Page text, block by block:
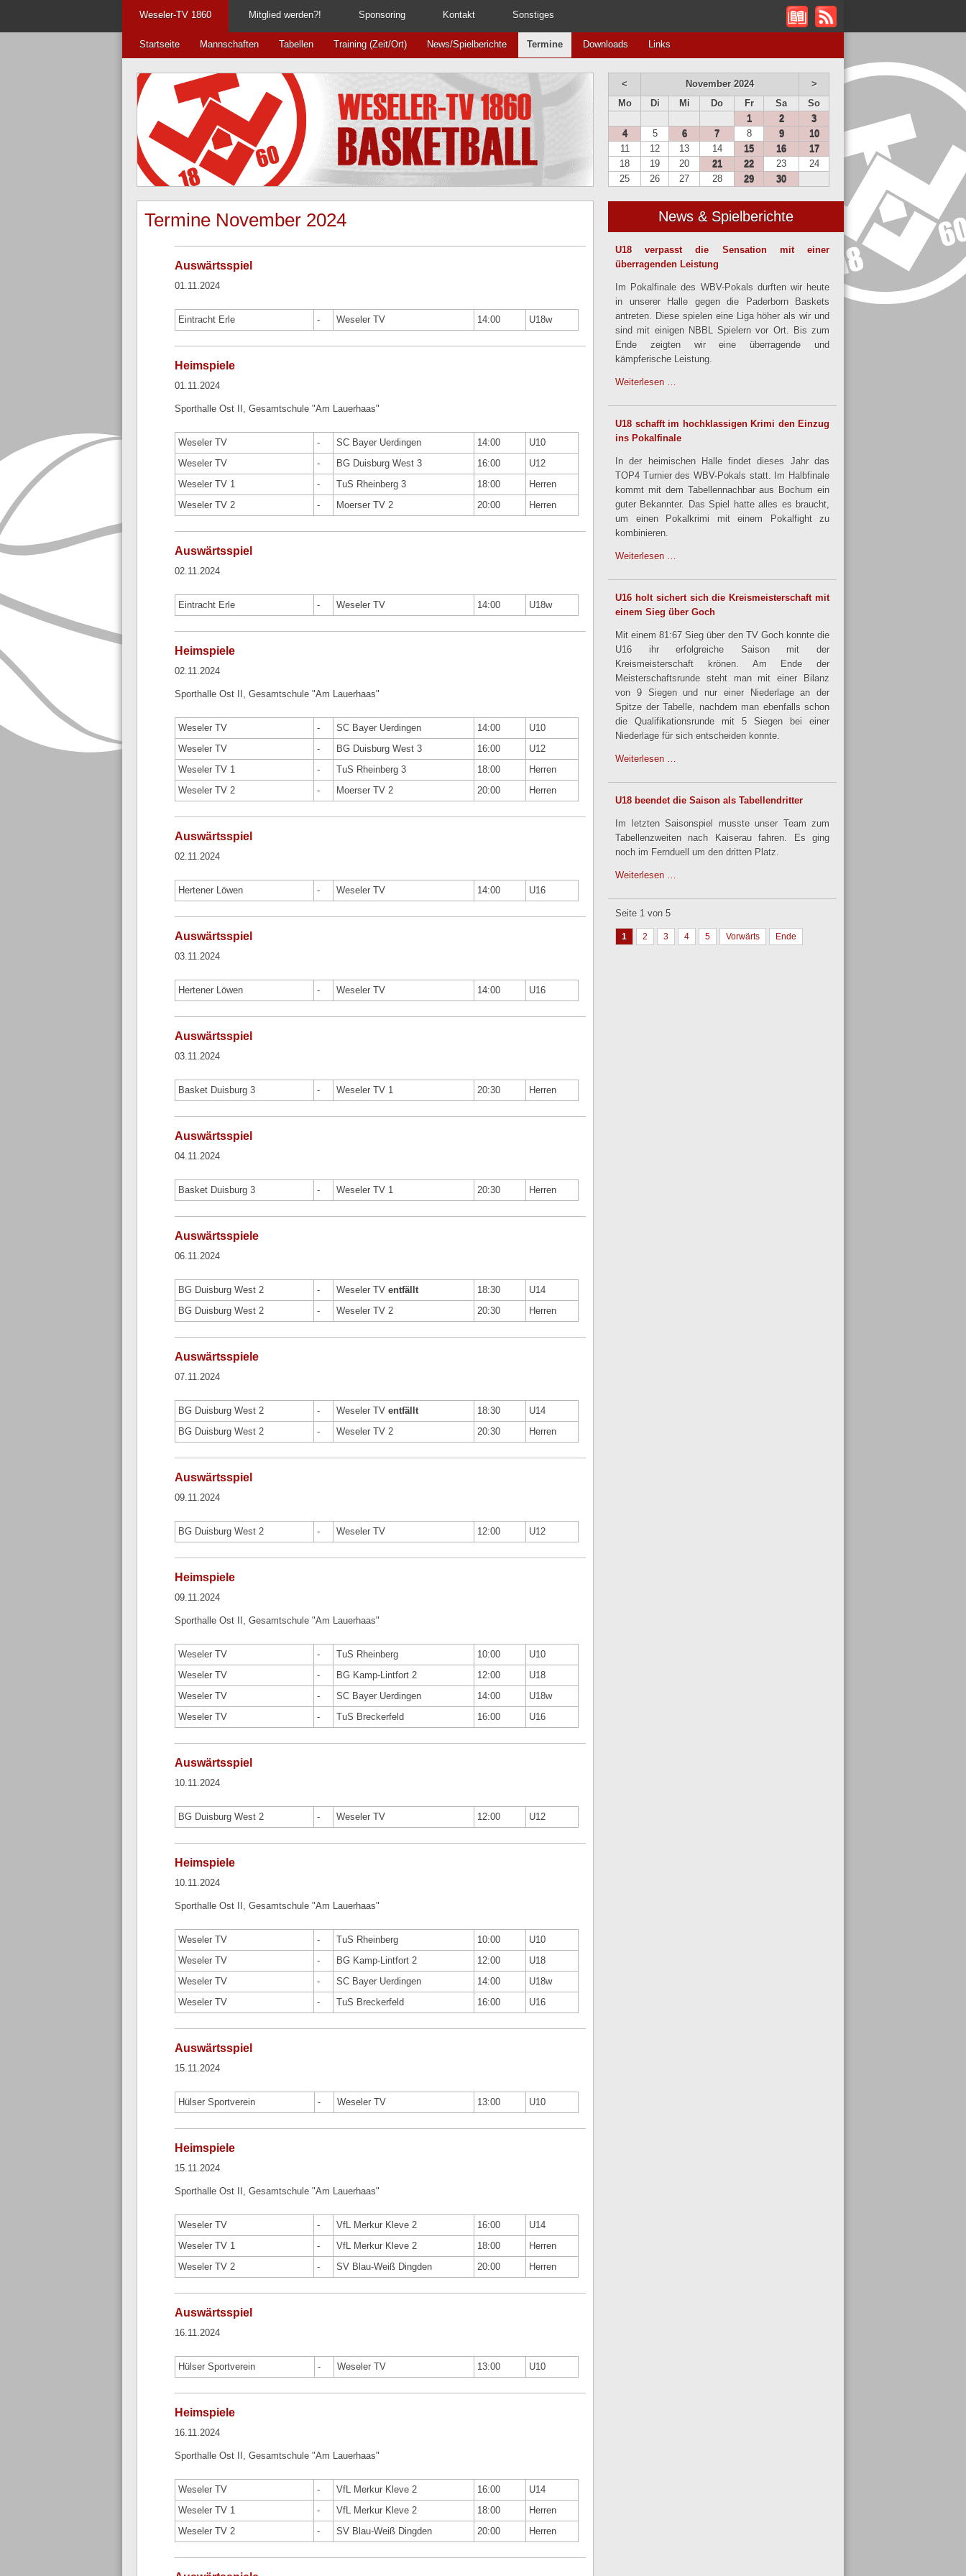
Weseler-TV 1860 Mitglied werden?! Sponsoring Kontakt Sonstiges
Startseite Mannschaften Tabellen Training (Zeit/Ort) News/Spielberichte Termine Downloads Links
Termine November 2024
Auswärtsspiel
01.11.2024
Eintracht Erle - Weseler TV 14:00 U18w
Heimspiele
01.11.2024
Sporthalle Ost II, Gesamtschule "Am Lauerhaas"
Weseler TV - SC Bayer Uerdingen 14:00
U10
Weseler TV
- BG Duisburg West 3 16:00
U12
Weseler TV 1
- TuS Rheinberg 3 18:00
Herren
Weseler TV 2
- Moerser TV 2 20:00 Herren
Auswärtsspiel
02.11.2024
Eintracht Erle - Weseler TV 14:00 U18w
Heimspiele
02.11.2024
Sporthalle Ost II, Gesamtschule "Am Lauerhaas"
Weseler TV - SC Bayer Uerdingen 14:00
U10
Weseler TV
- BG Duisburg West 3 16:00
U12
Weseler TV 1
- TuS Rheinberg 3 18:00
Herren
Weseler TV 2
- Moerser TV 2 20:00 Herren
Auswärtsspiel
02.11.2024
Hertener Löwen - Weseler TV 14:00 U16
Auswärtsspiel
03.11.2024
Hertener Löwen - Weseler TV 14:00 U16
Auswärtsspiel
03.11.2024
Basket Duisburg 3 - Weseler TV 1 20:30 Herren
Auswärtsspiel
04.11.2024
Basket Duisburg 3 - Weseler TV 1 20:30 Herren
Auswärtsspiele
06.11.2024
BG Duisburg West 2 - Weseler TV entfällt 18:30
U14
BG Duisburg West 2
- Weseler TV 2 20:30 Herren
Auswärtsspiele
07.11.2024
BG Duisburg West 2 - Weseler TV entfällt 18:30
U14
BG Duisburg West 2
- Weseler TV 2 20:30 Herren
Auswärtsspiel
09.11.2024
BG Duisburg West 2 - Weseler TV 12:00 U12
Heimspiele
09.11.2024
Sporthalle Ost II, Gesamtschule "Am Lauerhaas"
Weseler TV - TuS Rheinberg 10:00
U10
Weseler TV
- BG Kamp-Lintfort 2 12:00
U18
Weseler TV
- SC Bayer Uerdingen 14:00
U18w
Weseler TV
- TuS Breckerfeld 16:00 U16
Auswärtsspiel
10.11.2024
BG Duisburg West 2 - Weseler TV 12:00 U12
Heimspiele
10.11.2024
Sporthalle Ost II, Gesamtschule "Am Lauerhaas"
Weseler TV - TuS Rheinberg 10:00
U10
Weseler TV
- BG Kamp-Lintfort 2 12:00
U18
Weseler TV
- SC Bayer Uerdingen 14:00
U18w
Weseler TV
- TuS Breckerfeld 16:00 U16
Auswärtsspiel
15.11.2024
Hülser Sportverein - Weseler TV 13:00 U10
Heimspiele
15.11.2024
Sporthalle Ost II, Gesamtschule "Am Lauerhaas"
Weseler TV - VfL Merkur Kleve 2 16:00
U14
Weseler TV 1
- VfL Merkur Kleve 2 18:00
Herren
Weseler TV 2
- SV Blau-Weiß Dingden 20:00 Herren
Auswärtsspiel
16.11.2024
Hülser Sportverein - Weseler TV 13:00 U10
Heimspiele
16.11.2024
Sporthalle Ost II, Gesamtschule "Am Lauerhaas"
Weseler TV - VfL Merkur Kleve 2 16:00
U14
Weseler TV 1
- VfL Merkur Kleve 2 18:00
Herren
Weseler TV 2
- SV Blau-Weiß Dingden 20:00 Herren
< November 2024
>
Mo
Di Mi Do Fr Sa
So
1
2
3
4
5 6 7 8 9
10
11
12 13 14 15 16
17
18
19 20 21 22 23
24
25
26 27 28 29 30
News & Spielberichte
U18 verpasst die Sensation mit einer
überragenden Leistung
Im Pokalfinale des WBV-Pokals durften wir heute
in unserer Halle gegen die Paderborn Baskets
antreten. Diese spielen eine Liga höher als wir und
sind mit einigen NBBL Spielern vor Ort. Bis zum
Ende zeigten wir eine überragende und
kämpferische Leistung.
Weiterlesen …
U18 schafft im hochklassigen Krimi den Einzug
ins Pokalfinale
In der heimischen Halle findet dieses Jahr das
TOP4 Turnier des WBV-Pokals statt. Im Halbfinale
kommt mit dem Tabellennachbar aus Bochum ein
guter Bekannter. Das Spiel hatte alles es braucht,
um einen Pokalkrimi mit einem Pokalfight zu
kombinieren.
Weiterlesen …
U16 holt sichert sich die Kreismeisterschaft mit
einem Sieg über Goch
Mit einem 81:67 Sieg über den TV Goch konnte die
U16 ihr erfolgreiche Saison mit der
Kreismeisterschaft krönen. Am Ende der
Meisterschaftsrunde steht man mit einer Bilanz
von 9 Siegen und nur einer Niederlage an der
Spitze der Tabelle, nachdem man ebenfalls schon
die Qualifikationsrunde mit 5 Siegen bei einer
Niederlage für sich entscheiden konnte.
Weiterlesen …
U18 beendet die Saison als Tabellendritter
Im letzten Saisonspiel musste unser Team zum
Tabellenzweiten nach Kaiserau fahren. Es ging
noch im Fernduell um den dritten Platz.
Weiterlesen …
Seite 1 von 5
1 2 3 4 5 Vorwärts Ende